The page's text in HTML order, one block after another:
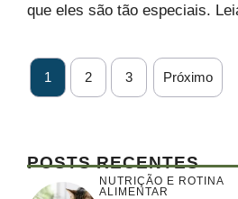
que eles são tão especiais.
1 2 3 Próximo
POSTS RECENTES
NUTRIÇÃO E ROTINA
ALIMENTAR